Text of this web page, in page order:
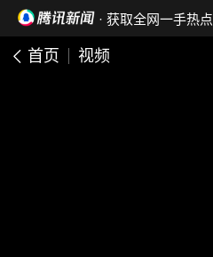
· 获取全网一手热点
首页 视频